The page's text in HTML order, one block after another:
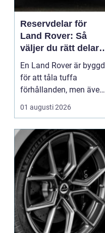
Reservdelar för
Land Rover: Så
väljer du rätt delar
för lång livslängd
och trygg körning
En Land Rover är byggd
för att tåla tuffa
förhållanden, men även
den mest robusta bil
slits med tiden. När
drivlina börjar ge sig
avgör valet av delar hur
bilen kommer att fu...
01 augusti 2026